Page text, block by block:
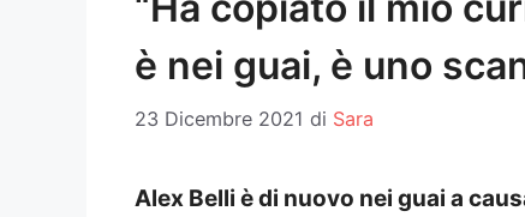
è nei guai, è uno
23 Dicembre 2021 di Sara
Alex Belli è di nuovo nei guai a